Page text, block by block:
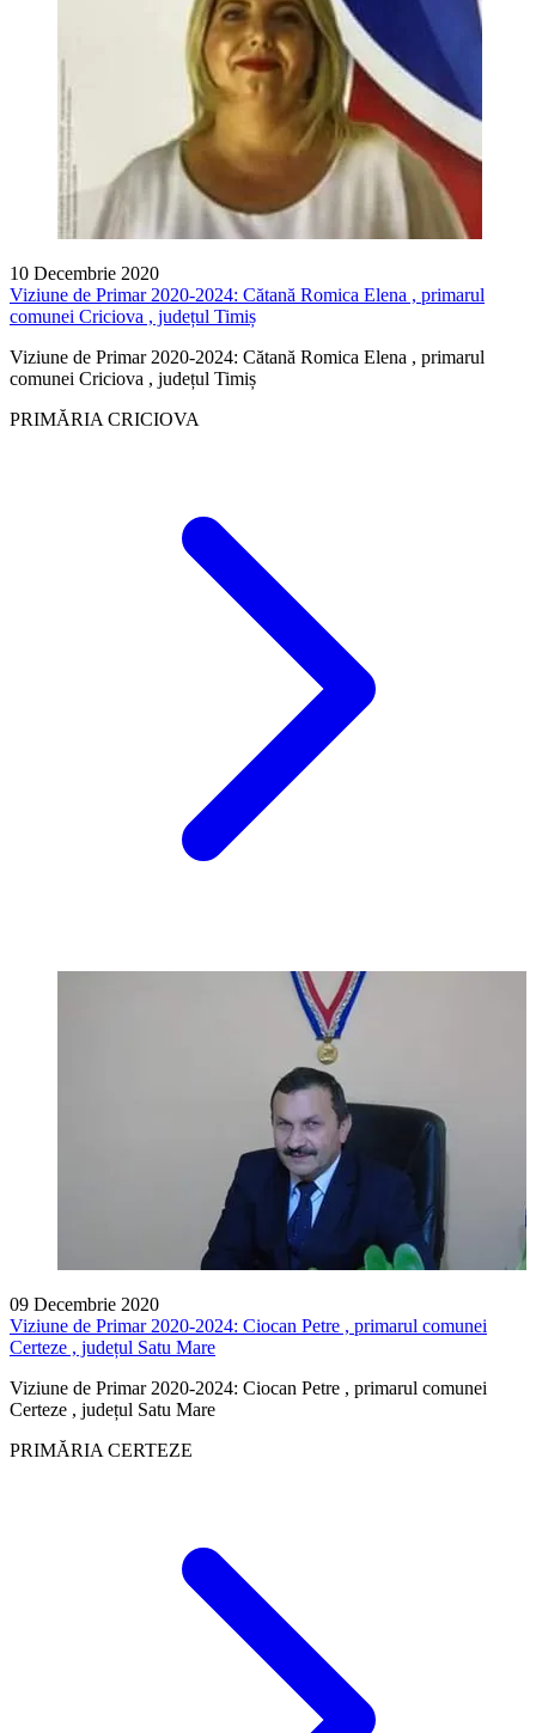
10 Decembrie 2020
Viziune de Primar 2020-2024: Cătană Romica Elena , primarul
comunei Criciova , județul Timiș
Viziune de Primar 2020-2024: Cătană Romica Elena , primarul
comunei Criciova , județul Timiș
PRIMĂRIA CRICIOVA
09 Decembrie 2020
Viziune de Primar 2020-2024: Ciocan Petre , primarul comunei
Certeze , județul Satu Mare
Viziune de Primar 2020-2024: Ciocan Petre , primarul comunei
Certeze , județul Satu Mare
PRIMĂRIA CERTEZE